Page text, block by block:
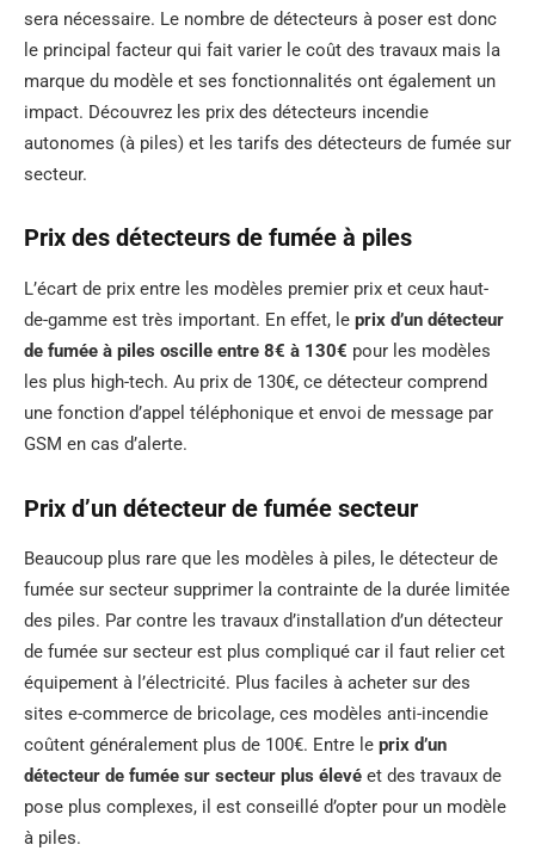
sera nécessaire. Le nombre de détecteurs à poser est donc
le principal facteur qui fait varier le coût des travaux mais la
marque du modèle et ses fonctionnalités ont également un
impact. Découvrez les prix des détecteurs incendie
autonomes (à piles) et les tarifs des détecteurs de fumée sur
secteur.
Prix des détecteurs de fumée à piles
L’écart de prix entre les modèles premier prix et ceux haut-
de-gamme est très important. En effet, le prix d’un détecteur
de fumée à piles oscille entre 8€ à 130€ pour les modèles
les plus high-tech. Au prix de 130€, ce détecteur comprend
une fonction d’appel téléphonique et envoi de message par
GSM en cas d’alerte.
Prix d’un détecteur de fumée secteur
Beaucoup plus rare que les modèles à piles, le détecteur de
fumée sur secteur supprimer la contrainte de la durée limitée
des piles. Par contre les travaux d’installation d’un détecteur
de fumée sur secteur est plus compliqué car il faut relier cet
équipement à l’électricité. Plus faciles à acheter sur des
sites e-commerce de bricolage, ces modèles anti-incendie
coûtent généralement plus de 100€. Entre le prix d’un
détecteur de fumée sur secteur plus élevé et des travaux de
pose plus complexes, il est conseillé d’opter pour un modèle
à piles.